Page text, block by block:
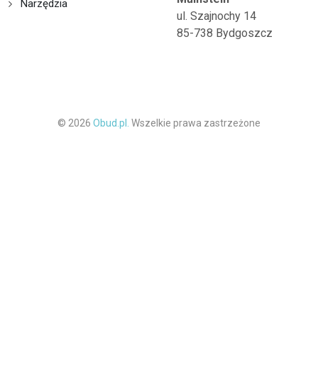
Narzędzia
ul. Szajnochy 14
85-738 Bydgoszcz
© 2026 Obud.pl. Wszelkie prawa zastrzeżone